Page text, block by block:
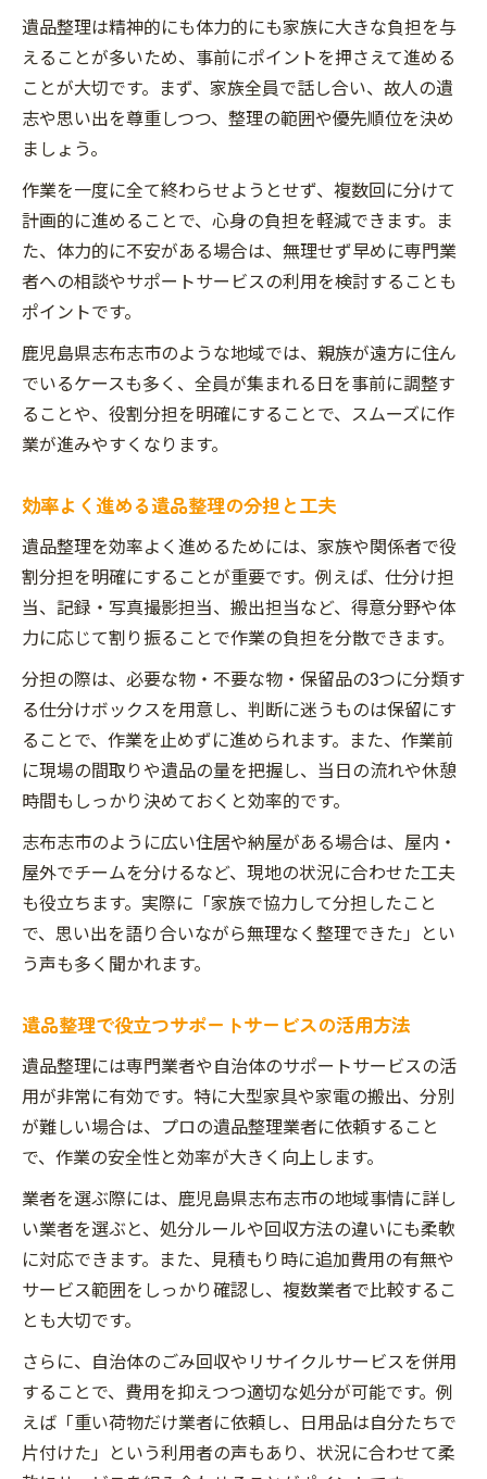
遺品整理は精神的にも体力的にも家族に大きな負担を与
えることが多いため、事前にポイントを押さえて進める
ことが大切です。まず、家族全員で話し合い、故人の遺
志や思い出を尊重しつつ、整理の範囲や優先順位を決め
ましょう。
作業を一度に全て終わらせようとせず、複数回に分けて
計画的に進めることで、心身の負担を軽減できます。ま
た、体力的に不安がある場合は、無理せず早めに専門業
者への相談やサポートサービスの利用を検討することも
ポイントです。
鹿児島県志布志市のような地域では、親族が遠方に住ん
でいるケースも多く、全員が集まれる日を事前に調整す
ることや、役割分担を明確にすることで、スムーズに作
業が進みやすくなります。
効率よく進める遺品整理の分担と工夫
遺品整理を効率よく進めるためには、家族や関係者で役
割分担を明確にすることが重要です。例えば、仕分け担
当、記録・写真撮影担当、搬出担当など、得意分野や体
力に応じて割り振ることで作業の負担を分散できます。
分担の際は、必要な物・不要な物・保留品の3つに分類す
る仕分けボックスを用意し、判断に迷うものは保留にす
ることで、作業を止めずに進められます。また、作業前
に現場の間取りや遺品の量を把握し、当日の流れや休憩
時間もしっかり決めておくと効率的です。
志布志市のように広い住居や納屋がある場合は、屋内・
屋外でチームを分けるなど、現地の状況に合わせた工夫
も役立ちます。実際に「家族で協力して分担したこと
で、思い出を語り合いながら無理なく整理できた」とい
う声も多く聞かれます。
遺品整理で役立つサポートサービスの活用方法
遺品整理には専門業者や自治体のサポートサービスの活
用が非常に有効です。特に大型家具や家電の搬出、分別
が難しい場合は、プロの遺品整理業者に依頼すること
で、作業の安全性と効率が大きく向上します。
業者を選ぶ際には、鹿児島県志布志市の地域事情に詳し
い業者を選ぶと、処分ルールや回収方法の違いにも柔軟
に対応できます。また、見積もり時に追加費用の有無や
サービス範囲をしっかり確認し、複数業者で比較するこ
とも大切です。
さらに、自治体のごみ回収やリサイクルサービスを併用
することで、費用を抑えつつ適切な処分が可能です。例
えば「重い荷物だけ業者に依頼し、日用品は自分たちで
片付けた」という利用者の声もあり、状況に合わせて柔